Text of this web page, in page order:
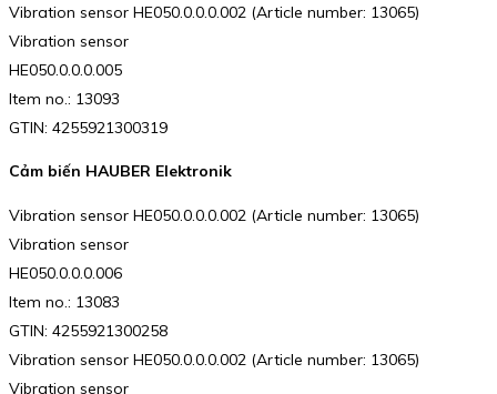
Vibration sensor HE050.0.0.0.002 (Article number: 13065)
Vibration sensor
HE050.0.0.0.005
Item no.: 13093
GTIN: 4255921300319
Cảm biến HAUBER Elektronik
Vibration sensor HE050.0.0.0.002 (Article number: 13065)
Vibration sensor
HE050.0.0.0.006
Item no.: 13083
GTIN: 4255921300258
Vibration sensor HE050.0.0.0.002 (Article number: 13065)
Vibration sensor